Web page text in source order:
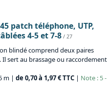
patch téléphone, UTP,
4-5 et 7-8 / 27
blindé comprend deux paires
Il sert au brassage ou raccordement
m | de 0,70 à 1,97 € TTC | Note : 5 -